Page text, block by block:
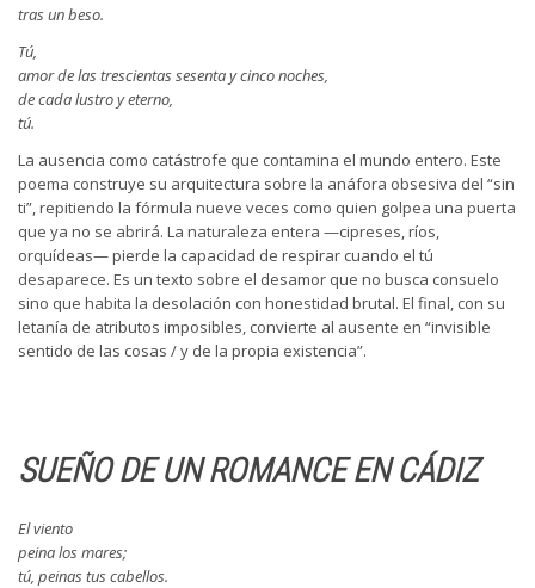
tras un beso.
Tú,
amor de las trescientas sesenta y cinco noches,
de cada lustro y eterno,
tú.
La ausencia como catástrofe que contamina el mundo entero. Este
poema construye su arquitectura sobre la anáfora obsesiva del “sin
ti”, repitiendo la fórmula nueve veces como quien golpea una puerta
que ya no se abrirá. La naturaleza entera —cipreses, ríos,
orquídeas— pierde la capacidad de respirar cuando el tú
desaparece. Es un texto sobre el desamor que no busca consuelo
sino que habita la desolación con honestidad brutal. El final, con su
letanía de atributos imposibles, convierte al ausente en “invisible
sentido de las cosas / y de la propia existencia”.
SUEÑO DE UN ROMANCE EN CÁDIZ
El viento
peina los mares;
tú, peinas tus cabellos.